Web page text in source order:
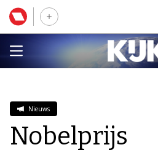
Nieuws
Nobelprijs